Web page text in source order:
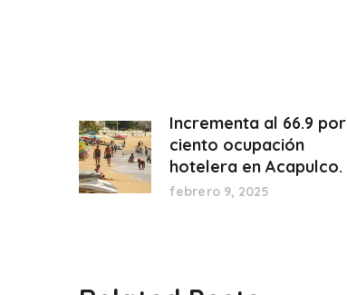
Incrementa al 66.9 por
ciento ocupación
hotelera en Acapulco.
febrero 9, 2025